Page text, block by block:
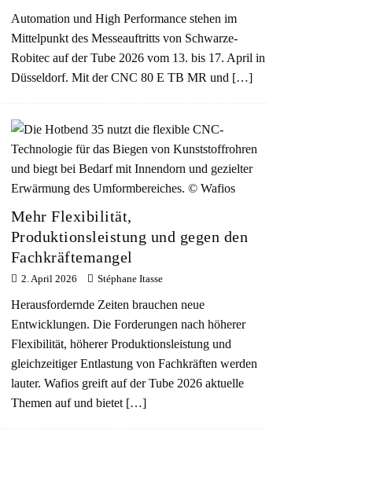
Automation und High Performance stehen im
Mittelpunkt des Messeauftritts von Schwarze-
Robitec auf der Tube 2026 vom 13. bis 17. April in
Düsseldorf. Mit der CNC 80 E TB MR und […]
Mehr Flexibilität,
Produktionsleistung und gegen den
Fachkräftemangel
2. April 2026 Stéphane Itasse
Herausfordernde Zeiten brauchen neue
Entwicklungen. Die Forderungen nach höherer
Flexibilität, höherer Produktionsleistung und
gleichzeitiger Entlastung von Fachkräften werden
lauter. Wafios greift auf der Tube 2026 aktuelle
Themen auf und bietet […]